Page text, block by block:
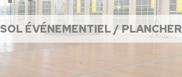
SOL ÉVÉNEMENTIEL / PLANCHER